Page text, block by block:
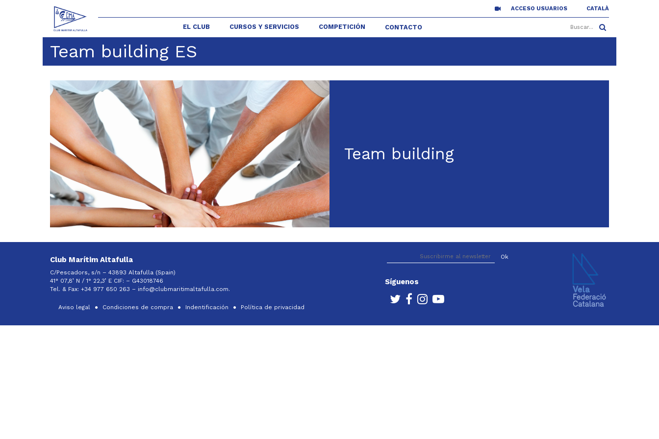
ACCESO USUARIOS CATALÀ
EL CLUB CURSOS Y SERVICIOS COMPETICIÓN CONTACTO
Team building ES
Team building
Club Marítim Altafulla
C/Pescadors, s/n – 43893 Altafulla (Spain)
41° 07,8’ N / 1° 22,3’ E CIF: – G43018746
Tel. & Fax: +34 977 650 263 – info@clubmaritimaltafulla.com.
Aviso legal Condiciones de compra Indentificación Política de privacidad
Síguenos